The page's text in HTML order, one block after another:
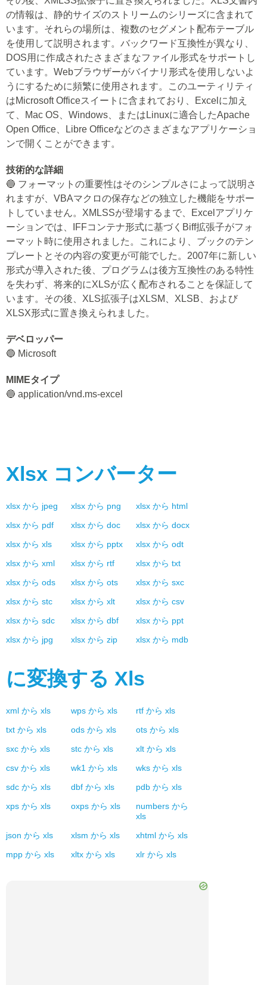
の情報は、静的サイズのストリームのシリーズに含まれて
います。それらの場所は、複数のセグメント配布テーブル
を使用して説明されます。バックワード互換性が異なり、
DOS用に作成されたさまざまなファイル形式をサポートし
ています。Webブラウザーがバイナリ形式を使用しないよ
うにするために頻繁に使用されます。このユーティリティ
はMicrosoft Officeスイートに含まれており、Excelに加え
て、Mac OS、Windows、またはLinuxに適合したApache
Open Office、Libre Officeなどのさまざまなアプリケーショ
ンで開くことができます。
技術的な詳細
🔵 フォーマットの重要性はそのシンプルさによって説明さ
れますが、VBAマクロの保存などの独立した機能をサポー
トしていません。XMLSSが登場するまで、Excelアプリケ
ーションでは、IFFコンテナ形式に基づくBiff拡張子がフォ
ーマット時に使用されました。これにより、ブックのテン
プレートとその内容の変更が可能でした。2007年に新しい
形式が導入された後、プログラムは後方互換性のある特性
を失わず、将来的にXLSが広く配布されることを保証して
います。その後、XLS拡張子はXLSM、XLSB、および
XLSX形式に置き換えられました。
デベロッパー
🔵 Microsoft
MIMEタイプ
🔵 application/vnd.ms-excel
Xlsx コンバーター
xlsx から jpeg xlsx から png xlsx から html
xlsx から pdf xlsx から doc xlsx から docx
xlsx から xls xlsx から pptx xlsx から odt
xlsx から xml xlsx から rtf xlsx から txt
xlsx から ods xlsx から ots xlsx から sxc
xlsx から stc xlsx から xlt xlsx から csv
xlsx から sdc xlsx から dbf xlsx から ppt
xlsx から jpg xlsx から zip xlsx から mdb
に変換する Xls
xml から xls wps から xls rtf から xls
txt から xls ods から xls ots から xls
sxc から xls stc から xls xlt から xls
csv から xls wk1 から xls wks から xls
sdc から xls dbf から xls pdb から xls
xps から xls oxps から xls numbers から
xls
json から xls xlsm から xls xhtml から xls
mpp から xls xltx から xls xlr から xls